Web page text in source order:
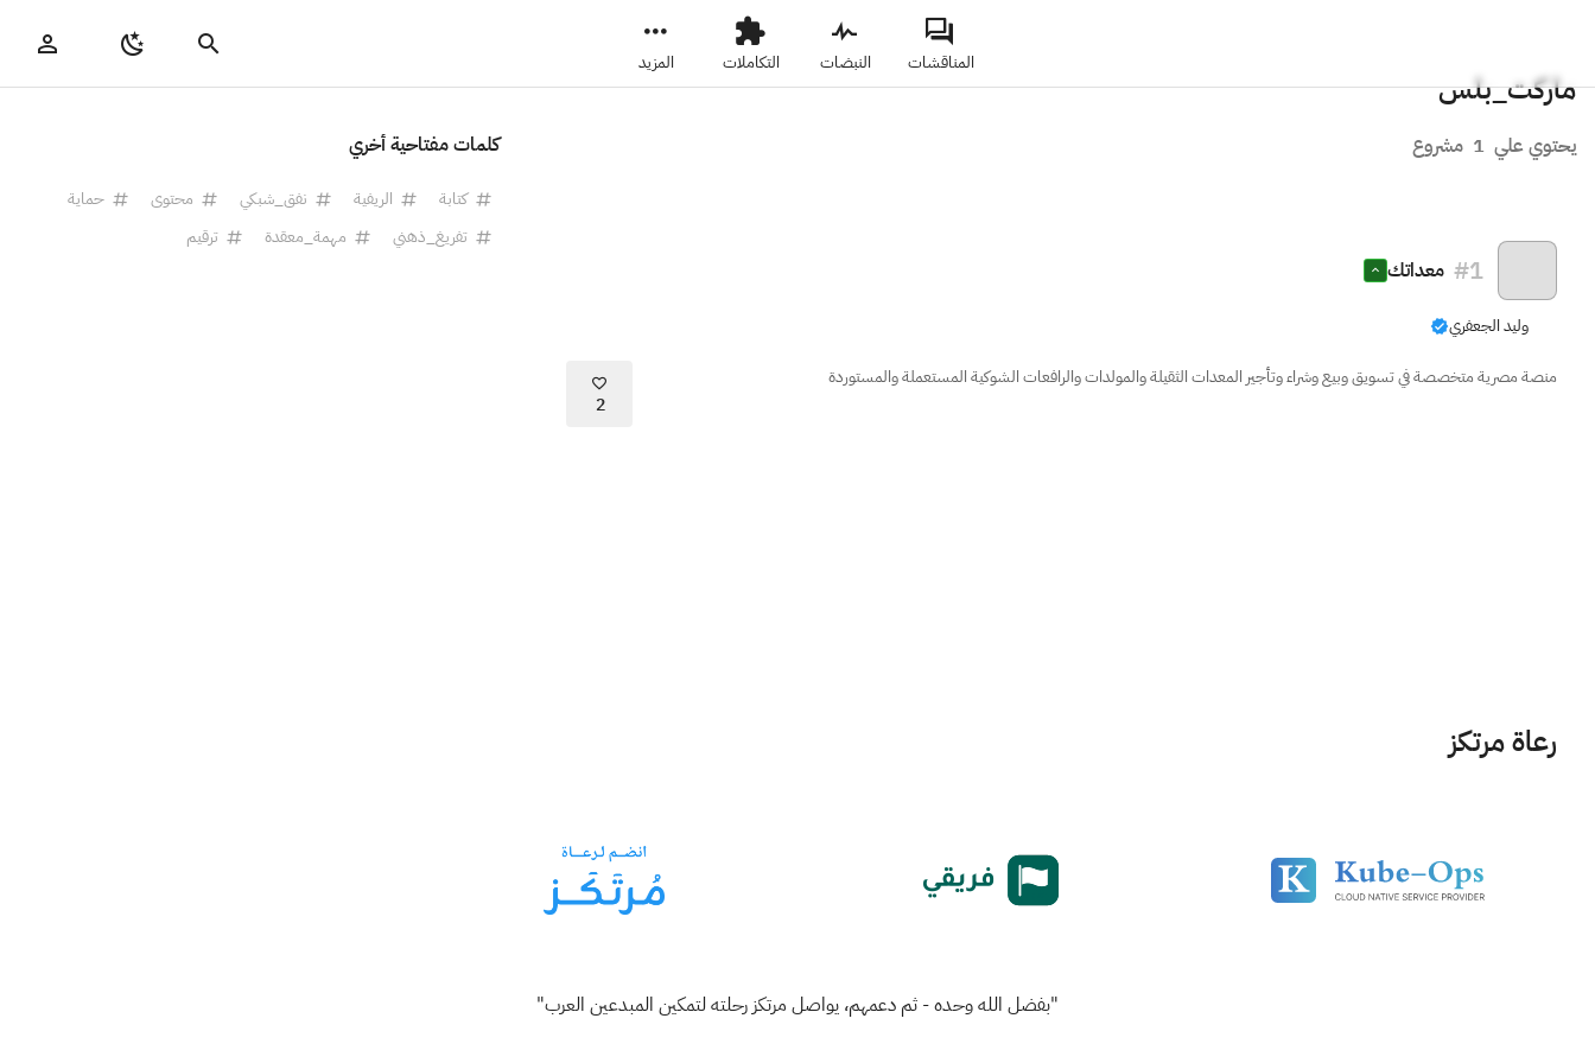
المناقشات النبضات التكاملات المزيد
ماركت_بلس
يحتوي علي 1 مشروع
#1 معداتك
وليد الجعفري
منصة مصرية متخصصة في تسويق وبيع وشراء وتأجير المعدات الثقيلة والمولدات والرافعات الشوكية المستعملة والمستوردة
2
كلمات مفتاحية أخري
كتابة الريفية نفق_شبكي محتوى
حماية
تفريغ_ذهني
مهمة_معقدة ترقيم
رعاة مرتكز
"بفضل الله وحده - ثم دعمهم، يواصل مرتكز رحلته لتمكين المبدعين العرب"